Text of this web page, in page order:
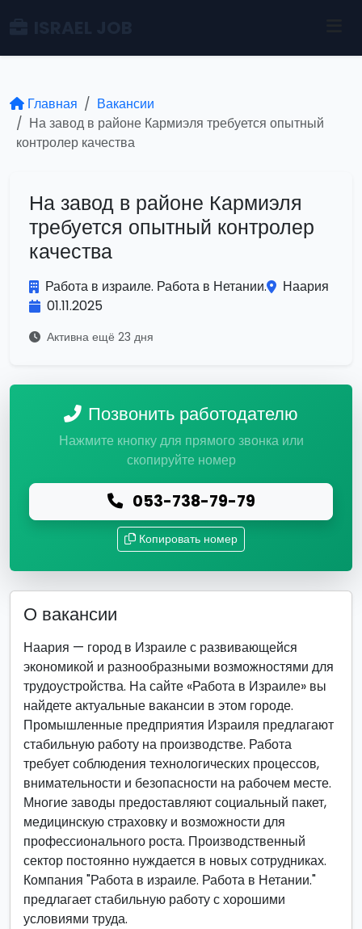
Главная
Вакансии
На завод в районе Кармиэля требуется опытный
контролер качества
На завод в районе Кармиэля
требуется опытный контролер
качества
Работа в израиле. Работа в Нетании.
Наария
01.11.2025
Активна ещё 23 дня
Позвонить работодателю
Нажмите кнопку для прямого звонка или
скопируйте номер
053-738-79-79
Копировать номер
О вакансии
Наария — город в Израиле с развивающейся
экономикой и разнообразными возможностями для
трудоустройства. На сайте «Работа в Израиле» вы
найдете актуальные вакансии в этом городе.
Промышленные предприятия Израиля предлагают
стабильную работу на производстве. Работа
требует соблюдения технологических процессов,
внимательности и безопасности на рабочем месте.
Многие заводы предоставляют социальный пакет,
медицинскую страховку и возможности для
профессионального роста. Производственный
сектор постоянно нуждается в новых сотрудниках.
Компания "Работа в израиле. Работа в Нетании."
предлагает стабильную работу с хорошими
условиями труда.